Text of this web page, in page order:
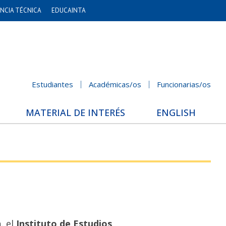
TÉCNICA EDUCAINTA
Estudiantes Académicas/os Funcionarias/os
MATERIAL DE INTERÉS ENGLISH
, el Instituto de Estudios